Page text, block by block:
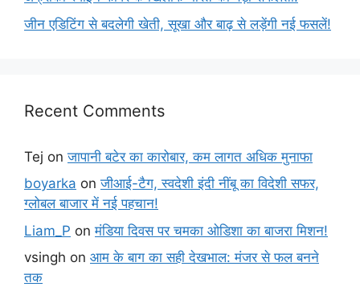
जीन एडिटिंग से बदलेगी खेती, सूखा और बाढ़ से लड़ेंगी नई फसलें!
Recent Comments
Tej onजापानी बटेर का कारोबार, कम लागत अधिक मुनाफा
boyarka onजीआई-टैग, स्वदेशी इंदी नींबू का विदेशी सफर,
ग्लोबल बाजार में नई पहचान!
Liam_P onमंडिया दिवस पर चमका ओडिशा का बाजरा मिशन!
vsingh on आम के बाग का सही देखभाल: मंजर से फल बनने
तक